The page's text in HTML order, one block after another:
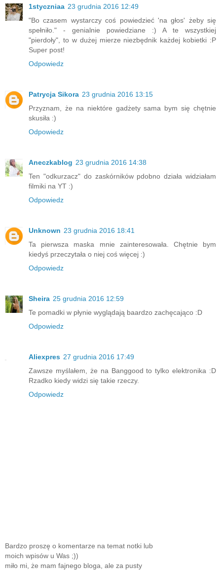
1styczniaa 23 grudnia 2016 12:49
"Bo czasem wystarczy coś powiedzieć 'na głos' żeby się
spełniło." - genialnie powiedziane :) A te wszystkiej
"pierdoły", to w dużej mierze niezbędnik każdej kobietki :P
Super post!
Odpowiedz
Patrycja Sikora 23 grudnia 2016 13:15
Przyznam, że na niektóre gadżety sama bym się chętnie
skusiła :)
Odpowiedz
Aneczkablog 23 grudnia 2016 14:38
Ten "odkurzacz" do zaskórników pdobno działa widziałam
filmiki na YT :)
Odpowiedz
Unknown 23 grudnia 2016 18:41
Ta pierwsza maska mnie zainteresowała. Chętnie bym
kiedyś przeczytała o niej coś więcej :)
Odpowiedz
Sheira 25 grudnia 2016 12:59
Te pomadki w płynie wyglądają baardzo zachęcająco :D
Odpowiedz
Aliexpres 27 grudnia 2016 17:49
Zawsze myślałem, że na Banggood to tylko elektronika :D
Rzadko kiedy widzi się takie rzeczy.
Odpowiedz
Bardzo proszę o komentarze na temat notki lub
moich wpisów u Was ;))
miło mi, że mam fajnego bloga, ale za pusty